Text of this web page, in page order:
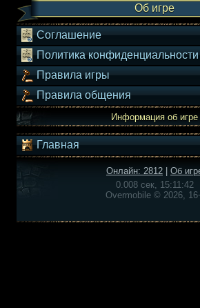
Об игре
Соглашение
Политика конфиденциальности
Правила игры
Правила общения
Информация об игре
Главная
Онлайн: 2812
Об
0.008 сек, 15:11:42
Overmobile © 2026,